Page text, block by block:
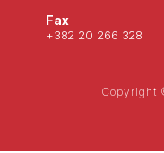
Fax
+382 20 266 328
Copyright